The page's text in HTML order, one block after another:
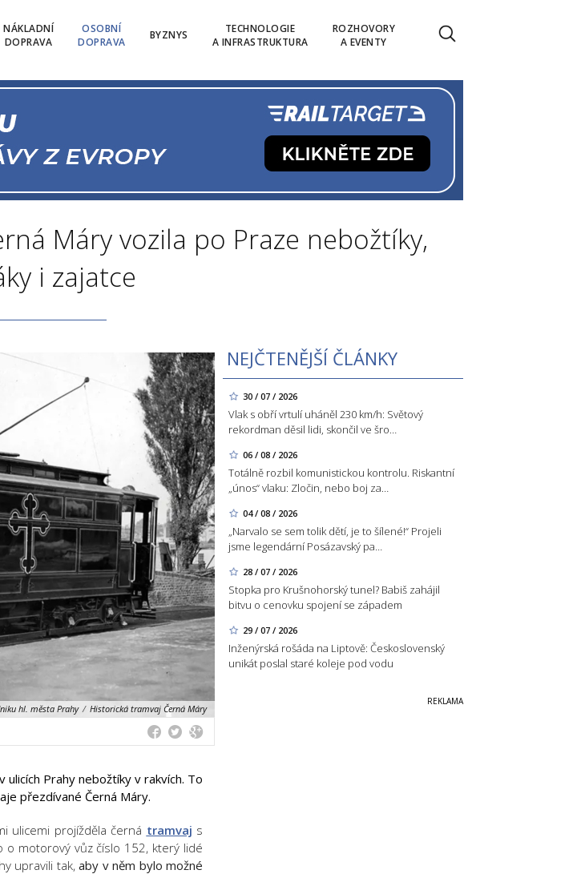
NÁKLADNÍ
DOPRAVA
OSOBNÍ
DOPRAVA
BYZNYS
TECHNOLOGIE
A INFRASTRUKTURA
ROZHOVORY
A EVENTY
Máry vozila po Praze nebožtíky,
i zajatce
NEJČTENĚJŠÍ ČLÁNKY
30 / 07 / 2026
Vlak s obří vrtulí uháněl 230 km/h: Světový
rekordman děsil lidi, skončil ve šro…
06 / 08 / 2026
Totálně rozbil komunistickou kontrolu. Riskantní
„únos“ vlaku: Zločin, nebo boj za…
04 / 08 / 2026
„Narvalo se sem tolik dětí, je to šílené!“ Projeli
jsme legendární Posázavský pa…
28 / 07 / 2026
Stopka pro Krušnohorský tunel? Babiš zahájil
bitvu o cenovku spojení se západem
29 / 07 / 2026
Inženýrská rošáda na Liptově: Československý
unikát poslal staré koleje pod vodu
hl. města Prahy / Historická tramvaj Černá Máry
Prahy nebožtíky v rakvích. To
přezdívané Černá Máry.
ulicemi projížděla černá tramvaj s
o motorový vůz číslo 152, který lidé
upravili tak,aby v něm bylo možné